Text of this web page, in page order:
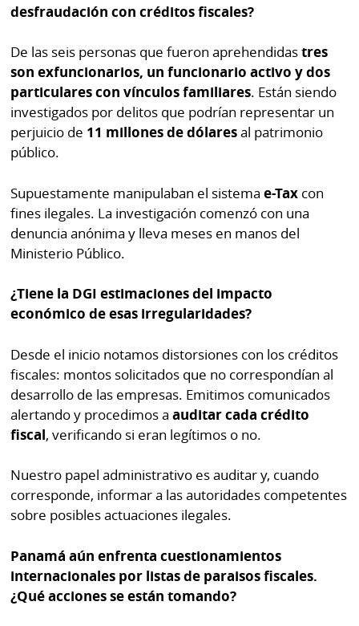
desfraudación con créditos fiscales?
De las seis personas que fueron aprehendidastres
son exfuncionarios, un funcionario activo y dos
particulares con vínculos familiares. Están siendo
investigados por delitos que podrían representar un
perjuicio de 11 millones de dólaresal patrimonio
público.
Supuestamente manipulaban el sistemae-Tax con
fines ilegales. La investigación comenzó con una
denuncia anónima y lleva meses en manos del
Ministerio Público.
¿Tiene la DGI estimaciones del impacto
económico de esas irregularidades?
Desde el inicio notamos distorsiones con los créditos
fiscales: montos solicitados que no correspondían al
desarrollo de las empresas. Emitimos comunicados
alertando y procedimos aauditar cada crédito
fiscal, verificando si eran legítimos o no.
Nuestro papel administrativo es auditar y, cuando
corresponde, informar a las autoridades competentes
sobre posibles actuaciones ilegales.
Panamá aún enfrenta cuestionamientos
internacionales por listas de paraisos fiscales.
¿Qué acciones se están tomando?